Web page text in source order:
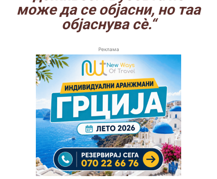
може да се објасни, но таа
објаснува сè.“
Реклама